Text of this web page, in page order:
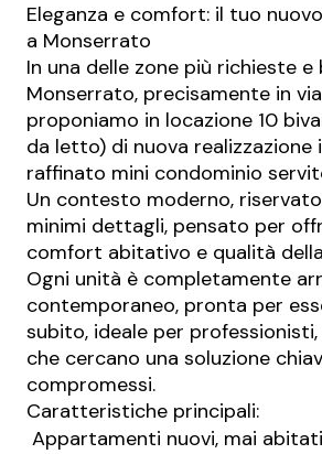
Eleganza e comfort: il tuo
a Monserrato
In una delle zone più richieste
Monserrato, precisamente in
proponiamo in locazione 10
da letto) di nuova realizzazione
raffinato mini condominio
Un contesto moderno,
minimi dettagli, pensato per
comfort abitativo e qualità
Ogni unità è completamente
contemporaneo, pronta per
subito, ideale per professionisti,
che cercano una soluzione
compromessi.
Caratteristiche principali:
 Appartamenti nuovi, mai abitati